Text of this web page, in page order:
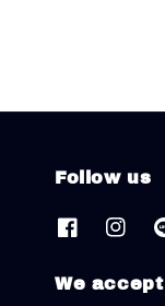
Follow us
We accept